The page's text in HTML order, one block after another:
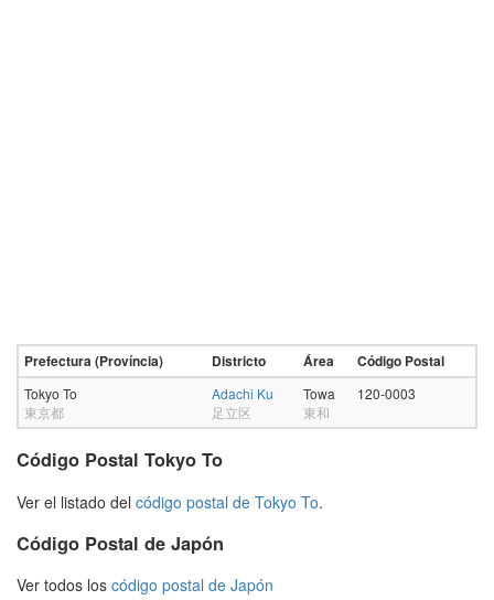
Prefectura (Província) Districto Área Código Postal
Tokyo To
東京都
Adachi Ku
足立区
Towa
東和
120-0003
Código Postal Tokyo To
Ver el listado del código postal de Tokyo To.
Código Postal de Japón
Ver todos los código postal de Japón